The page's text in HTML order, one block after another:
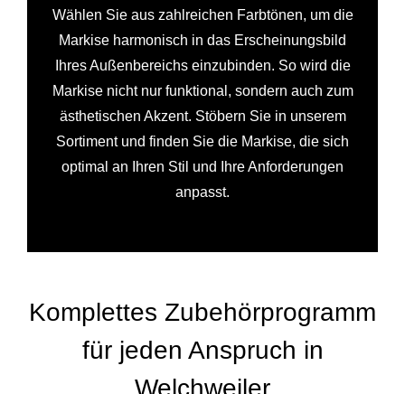
Wählen Sie aus zahlreichen Farbtönen, um die
Markise harmonisch in das Erscheinungsbild
Ihres Außenbereichs einzubinden. So wird die
Markise nicht nur funktional, sondern auch zum
ästhetischen Akzent. Stöbern Sie in unserem
Sortiment und finden Sie die Markise, die sich
optimal an Ihren Stil und Ihre Anforderungen
anpasst.
Komplettes Zubehörprogramm
für jeden Anspruch in
Welchweiler